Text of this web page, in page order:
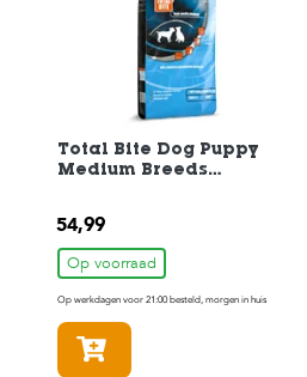
Total Bite Dog Puppy
Medium Breeds
54,99
Op voorraad
Op werkdagen voor 21:00 besteld, morgen in huis